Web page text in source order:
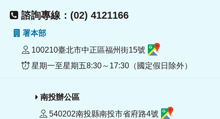
諮詢專線：(02) 4121166
署本部
100210臺北市中正區福州街15號
星期一至星期五8:30～17:30（國定假日除外）
南投辦公區
540202南投縣南投市省府路4號